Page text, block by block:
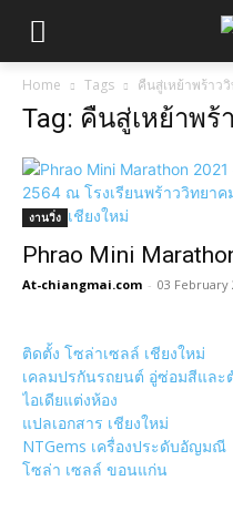
Home Tags คืนสู่เหย้าพร้าว
Tag: คืนสู่เหย้าพร้
งานวิ่ง
Phrao Mini
At-chiangmai.com - 03 February
ติดตั้ง โซล่าเซลล์ เชียงใหม่
เคลมปรกันรถยนต์ อู่ซ่อมสีและ
ไอเดียแต่งห้อง
แปลเอกสาร เชียงใหม่
NTGems เครื่องประดับอัญมณี
โซล่า เซลล์ ขอนแก่น